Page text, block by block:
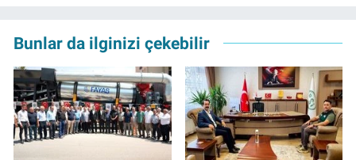
Bunlar da ilginizi çekebilir